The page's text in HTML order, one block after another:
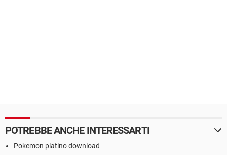
POTREBBE ANCHE INTERESSARTI
Pokemon platino download